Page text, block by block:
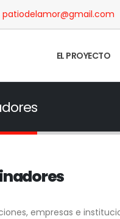
patiodelamor@gmail.com
EL PROYECTO
empresas e